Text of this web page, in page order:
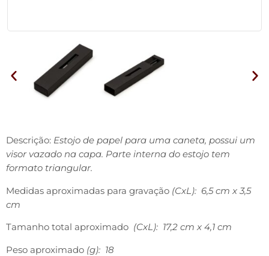
Descrição: Estojo de papel para uma caneta, possui um
visor vazado na capa. Parte interna do estojo tem
formato triangular.
Medidas aproximadas para gravação (CxL): 6,5 cm x 3,5
cm
Tamanho total aproximado (CxL): 17,2 cm x 4,1 cm
Peso aproximado (g): 18